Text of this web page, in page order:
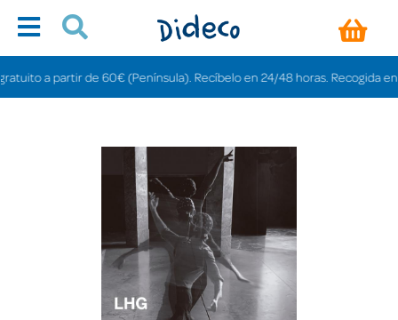
a partir de 60€ (Península). Recíbelo en 24/48 horas. Recogida en